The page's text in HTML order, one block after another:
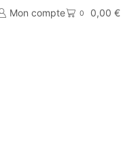
Mon compte 0 0,00€